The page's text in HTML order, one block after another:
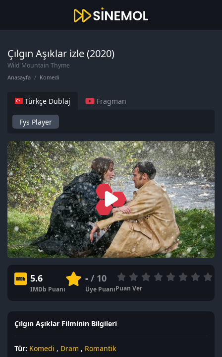
Çılgın Aşıklar izle (2020)
Wild Mountain Thyme
Anasayfa Komedi
Türkçe Dublaj Fragman
Fys Player
5.6
IMDb Puanı
-/ 10
Üye PuanıPuan Ver
Çılgın Aşıklar Filminin Bilgileri
Tür: Komedi , Dram , Romantik